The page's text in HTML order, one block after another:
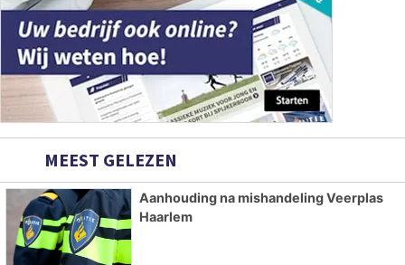
MEEST GELEZEN
Aanhouding na mishandeling Veerplas
Haarlem